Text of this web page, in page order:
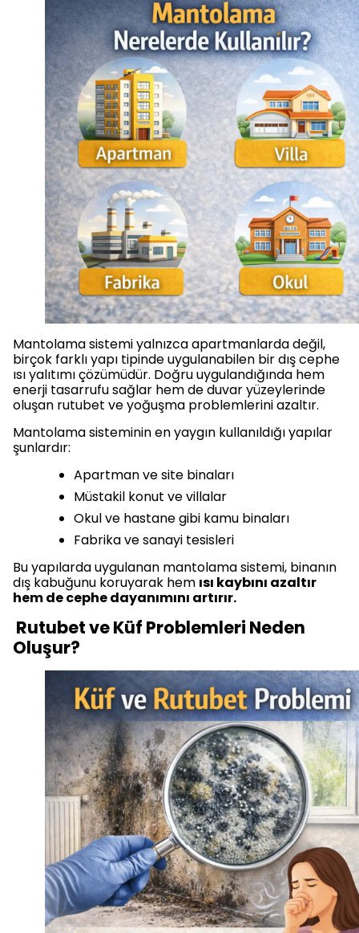
Mantolama sistemi yalnızca apartmanlarda değil,
birçok farklı yapı tipinde uygulanabilen bir dış cephe
ısı yalıtımı çözümüdür. Doğru uygulandığında hem
enerji tasarrufu sağlar hem de duvar yüzeylerinde
oluşan rutubet ve yoğuşma problemlerini azaltır.
Mantolama sisteminin en yaygın kullanıldığı yapılar
şunlardır:
Apartman ve site binaları
Müstakil konut ve villalar
Okul ve hastane gibi kamu binaları
Fabrika ve sanayi tesisleri
Bu yapılarda uygulanan mantolama sistemi, binanın
dış kabuğunu koruyarak hem ısı kaybını azaltır
hem de cephe dayanımını artırır.
Rutubet ve Küf Problemleri Neden
Oluşur?